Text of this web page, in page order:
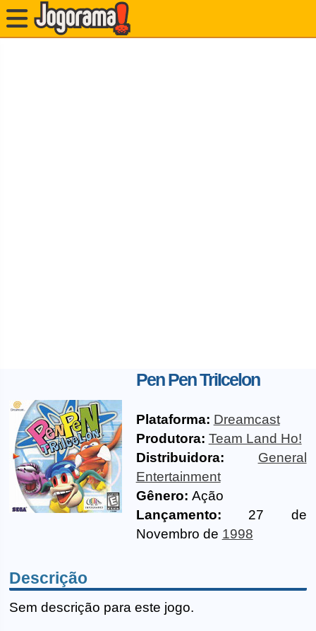
Pen Pen TriIcelon
Plataforma: Dreamcast
Produtora: Team Land Ho!
Distribuidora:
General
Entertainment
Gênero: Ação
Lançamento: 27 de
Novembro de 1998
Descrição
Sem descrição para este jogo.